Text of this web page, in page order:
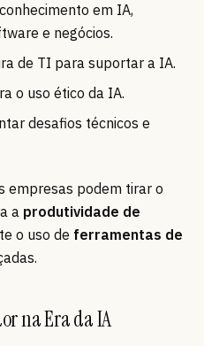
em IA,
e negócios.
de TI para suportar a IA.
o uso ético da IA.
desafios técnicos e
empresas podem tirar o
a produtividade de
o uso de ferramentas de
na Era da IA